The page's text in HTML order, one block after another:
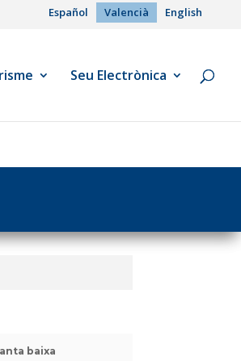
Español Valencià English
Seu Electrònica
baixa